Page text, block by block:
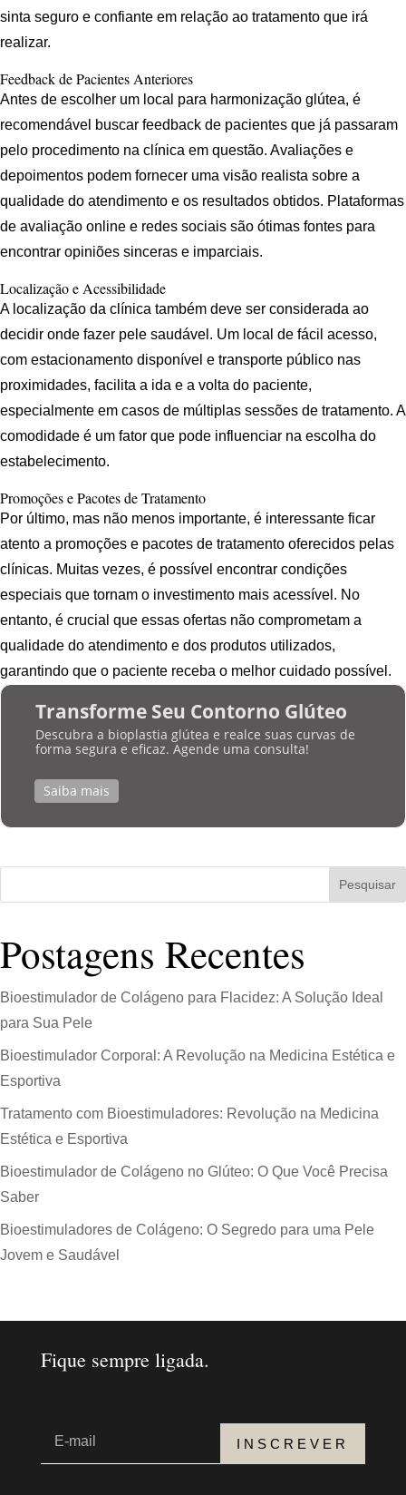
sinta seguro e confiante em relação ao tratamento que irá
realizar.
Feedback de Pacientes Anteriores
Antes de escolher um local para harmonização glútea, é
recomendável buscar feedback de pacientes que já passaram
pelo procedimento na clínica em questão. Avaliações e
depoimentos podem fornecer uma visão realista sobre a
qualidade do atendimento e os resultados obtidos. Plataformas
de avaliação online e redes sociais são ótimas fontes para
encontrar opiniões sinceras e imparciais.
Localização e Acessibilidade
A localização da clínica também deve ser considerada ao
decidir onde fazer pele saudável. Um local de fácil acesso,
com estacionamento disponível e transporte público nas
proximidades, facilita a ida e a volta do paciente,
especialmente em casos de múltiplas sessões de tratamento. A
comodidade é um fator que pode influenciar na escolha do
estabelecimento.
Promoções e Pacotes de Tratamento
Por último, mas não menos importante, é interessante ficar
atento a promoções e pacotes de tratamento oferecidos pelas
clínicas. Muitas vezes, é possível encontrar condições
especiais que tornam o investimento mais acessível. No
entanto, é crucial que essas ofertas não comprometam a
qualidade do atendimento e dos produtos utilizados,
garantindo que o paciente receba o melhor cuidado possível.
Transforme Seu Contorno Glúteo
Descubra a bioplastia glútea e realce suas curvas de
forma segura e eficaz. Agende uma consulta!
Saiba mais
Pesquisar
Postagens Recentes
Bioestimulador de Colágeno para Flacidez: A Solução Ideal
para Sua Pele
Bioestimulador Corporal: A Revolução na Medicina Estética e
Esportiva
Tratamento com Bioestimuladores: Revolução na Medicina
Estética e Esportiva
Bioestimulador de Colágeno no Glúteo: O Que Você Precisa
Saber
Bioestimuladores de Colágeno: O Segredo para uma Pele
Jovem e Saudável
Fique sempre ligada.
INSCREVER